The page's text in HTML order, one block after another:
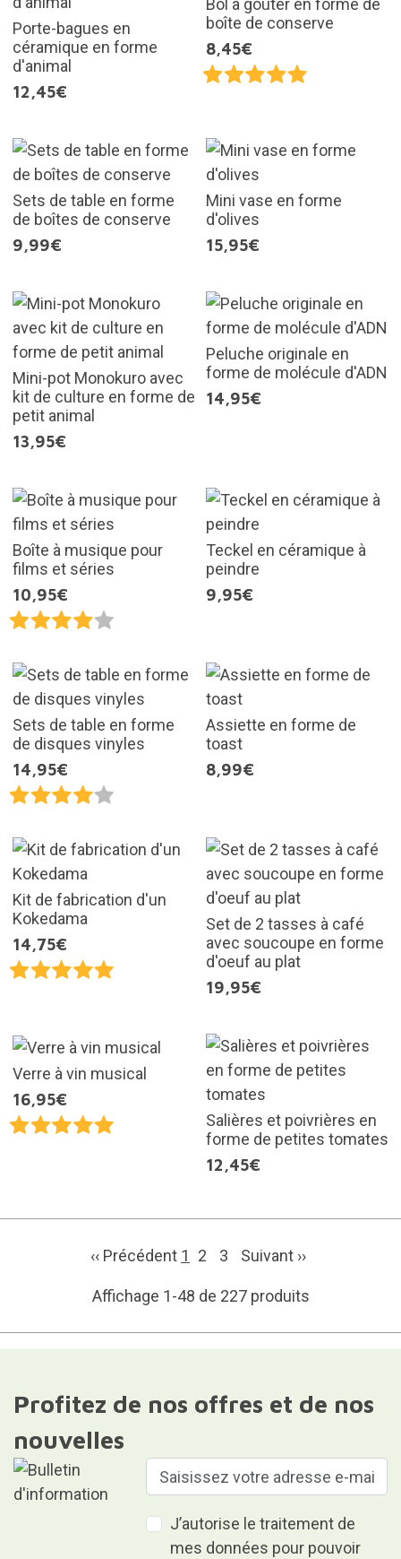
Porte-bagues en
céramique en forme
d'animal
12,45€
Bol à goûter en forme de
boîte de conserve
8,45€
Sets de table en forme
de boîtes de conserve
9,99€
Mini vase en forme
d'olives
15,95€
Mini-pot Monokuro avec
kit de culture en forme de
petit animal
13,95€
Peluche originale en
forme de molécule d'ADN
14,95€
Boîte à musique pour
films et séries
10,95€
Teckel en céramique à
peindre
9,95€
Sets de table en forme
de disques vinyles
14,95€
Assiette en forme de
toast
8,99€
Kit de fabrication d'un
Kokedama
14,75€
Set de 2 tasses à café
avec soucoupe en forme
d'oeuf au plat
19,95€
Verre à vin musical
16,95€
Salières et poivrières en
forme de petites tomates
12,45€
‹‹ Précédent 1 2 3 Suivant ››
Affichage 1-48 de 227 produits
Profitez de nos offres et de nos
nouvelles
J’autorise le traitement de
mes données pour pouvoir